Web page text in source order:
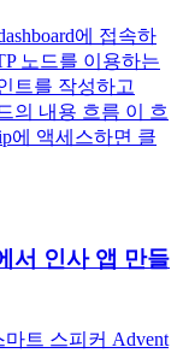
에 접속하
노드를 이용하는
트를 작성하고
의 내용 흐름 이 흐
에 액세스하면 클
서 인사 앱 만들
트 스피커 Advent